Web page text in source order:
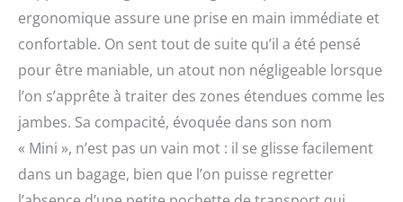
doux de tout le corps en
seulement 13 minutes
[Petit et puissant] pour
une manipulation facile
et confortable Conçu en
Allemagne et fabriqué au
Royaume-Uni
ergonomique assure une prise en main immédiate et
confortable. On sent tout de suite qu’il a été pensé
pour être maniable, un atout non négligeable lorsque
l’on s’apprête à traiter des zones étendues comme les
jambes. Sa compacité, évoquée dans son nom
« Mini », n’est pas un vain mot : il se glisse facilement
dans un bagage, bien que l’on puisse regretter